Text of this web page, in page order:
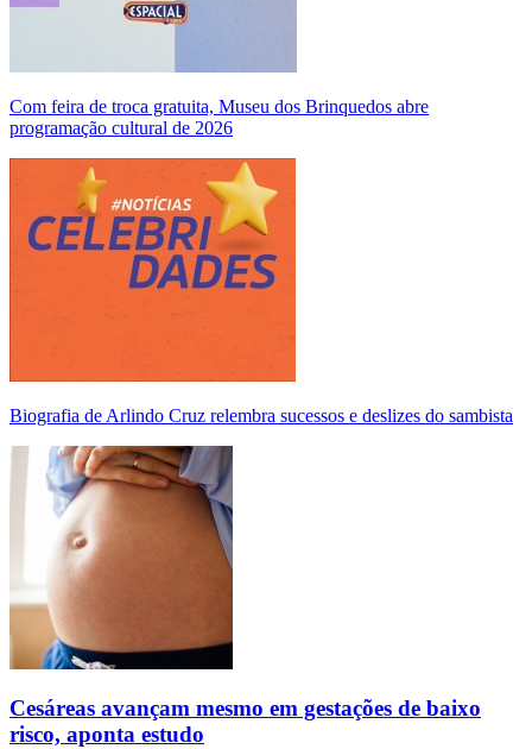
Com feira de troca gratuita, Museu dos Brinquedos abre
programação cultural de 2026
Biografia de Arlindo Cruz relembra sucessos e deslizes do sambista
Cesáreas avançam mesmo em gestações de baixo
risco, aponta estudo